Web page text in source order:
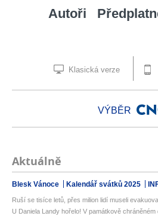
Autoři
Klasická verze
VÝBĚR
Aktuálně
Blesk Vánoce Kalendář svátků 2025
Ruší se tisíce letů, přes milion lidí museli
U Daniela Landy hořelo! V památkově